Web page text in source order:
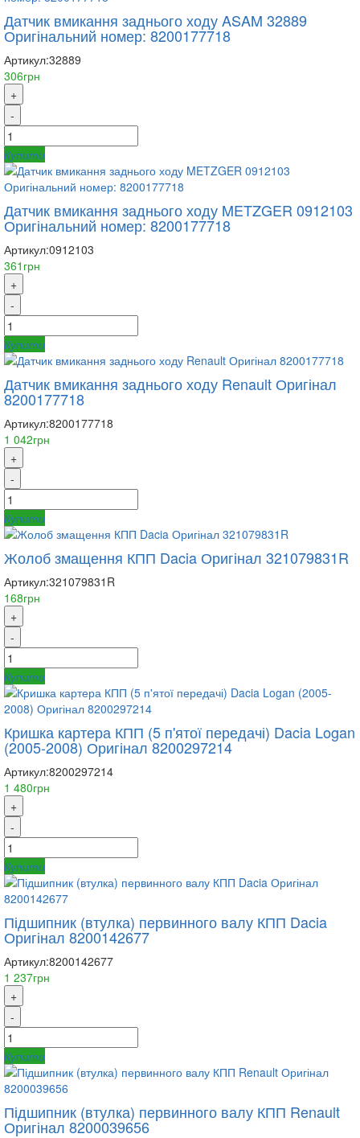
Датчик вмикання заднього ходу ASAM 32889
Оригінальний номер: 8200177718
Артикул:32889
306грн
+
-
Купити
Датчик вмикання заднього ходу METZGER 0912103
Оригінальний номер: 8200177718
Артикул:0912103
361грн
+
-
Купити
Датчик вмикання заднього ходу Renault Оригінал
8200177718
Артикул:8200177718
1 042грн
+
-
Купити
Жолоб змащення КПП Dacia Оригінал 321079831R
Артикул:321079831R
168грн
+
-
Купити
Кришка картера КПП (5 п'ятої передачі) Dacia Logan
(2005-2008) Оригінал 8200297214
Артикул:8200297214
1 480грн
+
-
Купити
Підшипник (втулка) первинного валу КПП Dacia
Оригінал 8200142677
Артикул:8200142677
1 237грн
+
-
Купити
Підшипник (втулка) первинного валу КПП Renault
Оригінал 8200039656